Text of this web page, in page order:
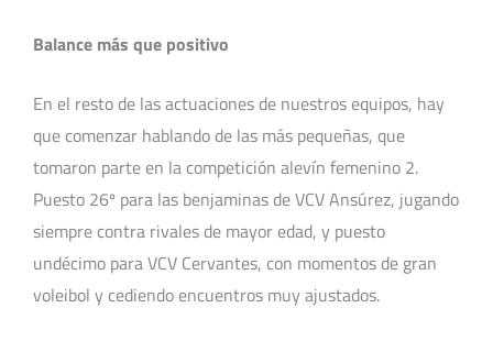
Balance más que positivo
En el resto de las actuaciones de nuestros equipos, hay
que comenzar hablando de las más pequeñas, que
tomaron parte en la competición alevín femenino 2.
Puesto 26º para las benjaminas de VCV Ansúrez, jugando
siempre contra rivales de mayor edad, y puesto
undécimo para VCV Cervantes, con momentos de gran
voleibol y cediendo encuentros muy ajustados.